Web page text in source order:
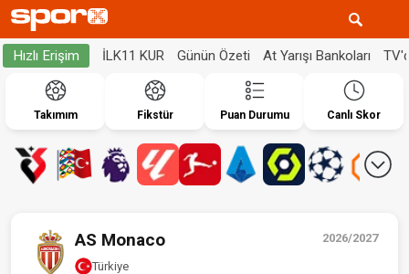
Hızlı Erişim İLK11 KUR Günün Özeti At Yarışı Bankoları
Takımım Fikstür Puan Durumu Canlı Skor
2026/2027
AS Monaco
Türkiye